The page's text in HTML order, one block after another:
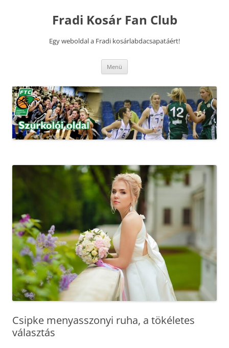
Fradi Kosár Fan Club
Egy weboldal a Fradi kosárlabdacsapatáért!
Menü
Csipke menyasszonyi ruha, a tökéletes
választás